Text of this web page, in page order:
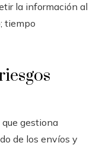
la información al
tiempo
gestiona
de los envíos y